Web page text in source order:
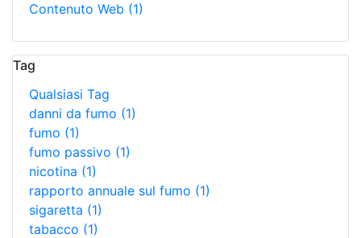
Contenuto Web (1)
Tag
Qualsiasi Tag
danni da fumo (1)
fumo (1)
fumo passivo (1)
nicotina (1)
rapporto annuale sul fumo (1)
sigaretta (1)
tabacco (1)